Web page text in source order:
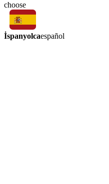
choose
İspanyolcaespañol